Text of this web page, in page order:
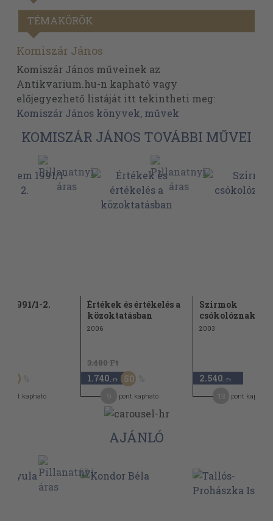
TÉMAKÖRÖK
Komiszár János
Komiszár János műveinek az
Antikvarium.hu-n kapható vagy
előjegyezhető listáját itt tekintheti meg:
Komiszár János könyvek, művek
KOMISZÁR JÁNOS TOVÁBBI MŰVEI
1991/1-2.
50
pont kapható
Értékek és értékelés a
közoktatásban
2006
3.480 Ft
1.740 ,-Ft 50
pont kapható
Szirmok
csókolóznak...
2003
2.540 ,-Ft
pont kapható
AJÁNLÓ